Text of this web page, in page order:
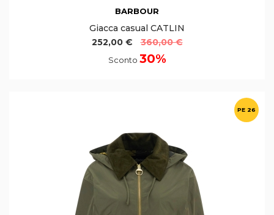
BARBOUR
Giacca casual CATLIN
252,00 €
360,00 €
Sconto 30%
PE 26